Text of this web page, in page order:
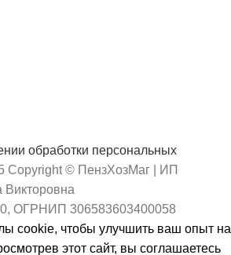
обработки персональных
Copyright © ПензХозМаг | ИП
Викторовна
ОГРНИП 306583603400058
cookie, чтобы улучшить ваш опыт на
этот сайт, вы соглашаетесь